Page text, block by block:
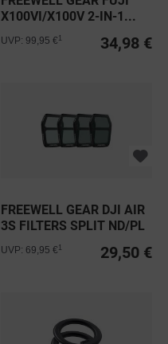
X100VI/X100V 2-IN-1...
34,98 €
UVP: 99,95 €
FREEWELL GEAR DJI AIR
3S FILTERS SPLIT ND/PL
29,50 €
UVP: 69,95 €